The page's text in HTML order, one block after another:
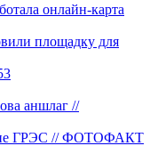
онлайн-карта
площадку для
аншлаг //
ГРЭС // ФОТОФАКТ